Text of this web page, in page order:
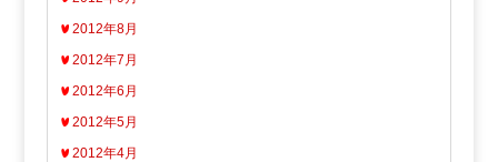
2012年8月
2012年7月
2012年6月
2012年5月
2012年4月